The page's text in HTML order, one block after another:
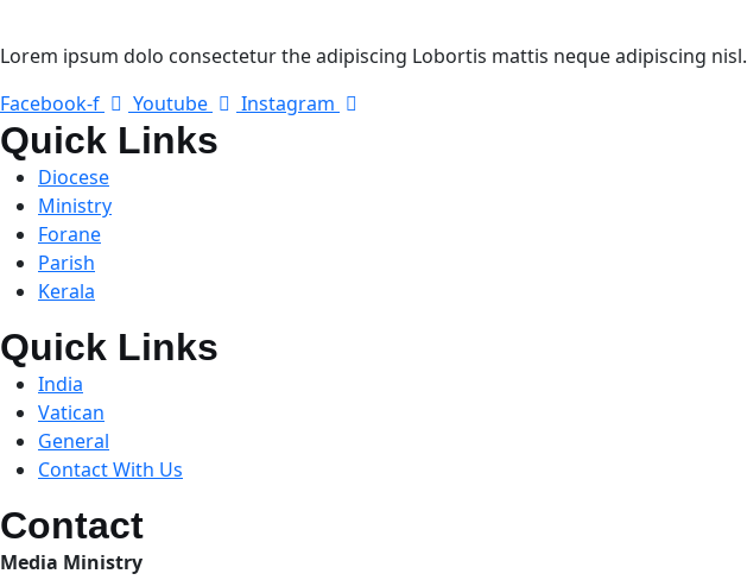
Lorem ipsum dolo consectetur the adipiscing Lobortis mattis neque adipiscing nisl.
Facebook-f
Youtube Instagram
Quick Links
Diocese
Ministry
Forane
Parish
Kerala
Quick Links
India
Vatican
General
Contact With Us
Contact
Media Ministry